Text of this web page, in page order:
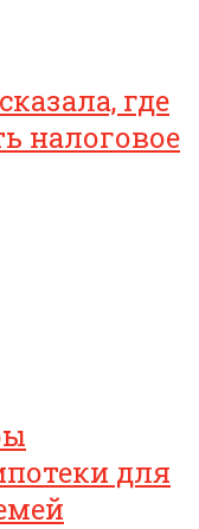
где
налоговое
для